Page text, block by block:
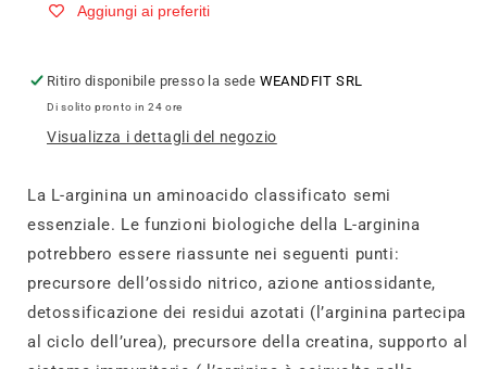
Aggiungi ai preferiti
Ritiro disponibile presso la sede WEANDFIT SRL
Di solito pronto in 24 ore
Visualizza i dettagli del negozio
La L-arginina un aminoacido classificato semi
essenziale. Le funzioni biologiche della L-arginina
potrebbero essere riassunte nei seguenti punti:
precursore dell’ossido nitrico, azione antiossidante,
detossificazione dei residui azotati (l’arginina partecipa
al ciclo dell’urea), precursore della creatina, supporto al